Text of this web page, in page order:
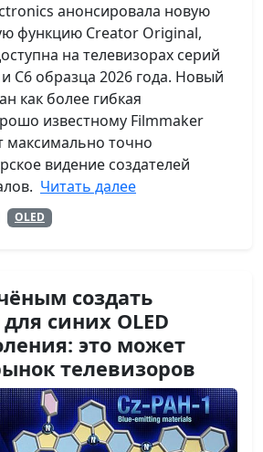
анонсировала новую
функцию Creator Original,
на телевизорах серий
и C6 образца 2026 года. Новый
как более гибкая
известному Filmmaker
максимально точно
видение создателей
Читать далее
OLED
создать
синих OLED
это может
телевизоров